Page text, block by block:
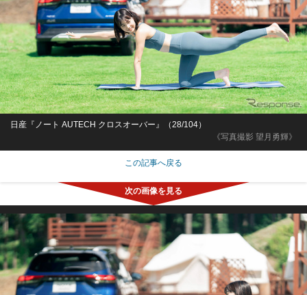
《写真撮影 望月勇輝》
日産『ノート AUTECH クロスオーバー』（28/104）
この記事へ戻る